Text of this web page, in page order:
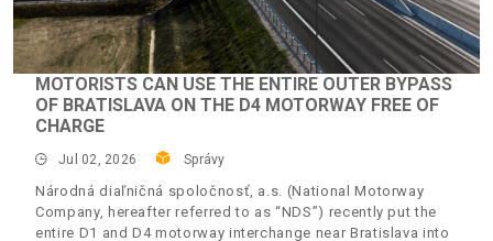
MOTORISTS CAN USE THE ENTIRE OUTER BYPASS
OF BRATISLAVA ON THE D4 MOTORWAY FREE OF
CHARGE
Jul 02, 2026 Správy
Národná diaľničná spoločnosť, a.s. (National Motorway
Company, hereafter referred to as “NDS”) recently put the
entire D1 and D4 motorway interchange near Bratislava into